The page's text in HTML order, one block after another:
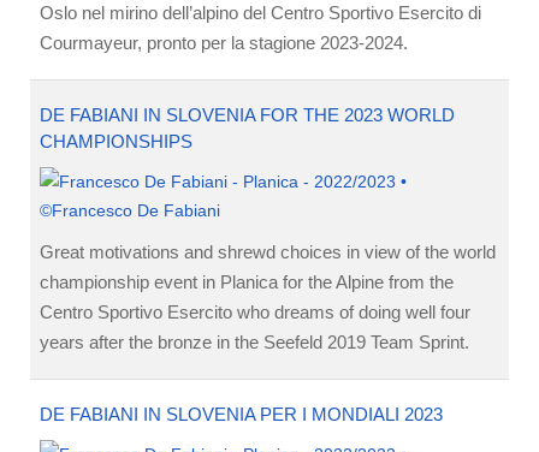
Oslo nel mirino dell’alpino del Centro Sportivo Esercito di
Courmayeur, pronto per la stagione 2023-2024.
DE FABIANI IN SLOVENIA FOR THE 2023 WORLD
CHAMPIONSHIPS
Great motivations and shrewd choices in view of the world
championship event in Planica for the Alpine from the
Centro Sportivo Esercito who dreams of doing well four
years after the bronze in the Seefeld 2019 Team Sprint.
DE FABIANI IN SLOVENIA PER I MONDIALI 2023